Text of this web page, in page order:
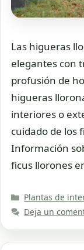
Las higueras
elegantes con
profusión de
higueras
interiores o
cuidado de los
Información
ficus llorones
Categorías
Plantas de
Deja un